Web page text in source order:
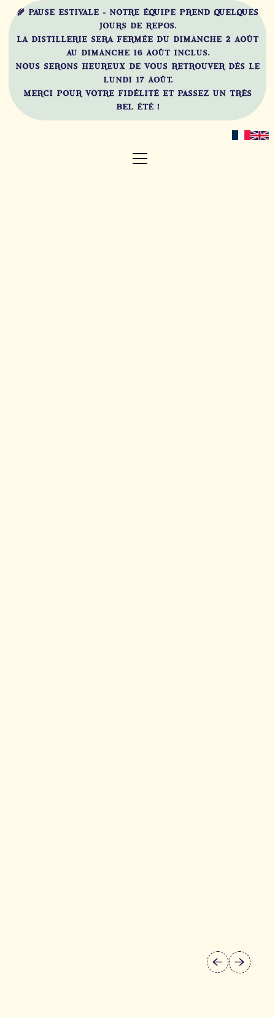
🌾 PAUSE ESTIVALE - NOTRE ÉQUIPE PREND QUELQUES
JOURS DE REPOS.
LA DISTILLERIE SERA FERMÉE DU DIMANCHE 2 AOÛT
AU DIMANCHE 16 AOÛT INCLUS.
NOUS SERONS HEUREUX DE VOUS RETROUVER DÈS LE
LUNDI 17 AOÛT.
MERCI POUR VOTRE FIDÉLITÉ ET PASSEZ UN TRÈS
BEL ÉTÉ !